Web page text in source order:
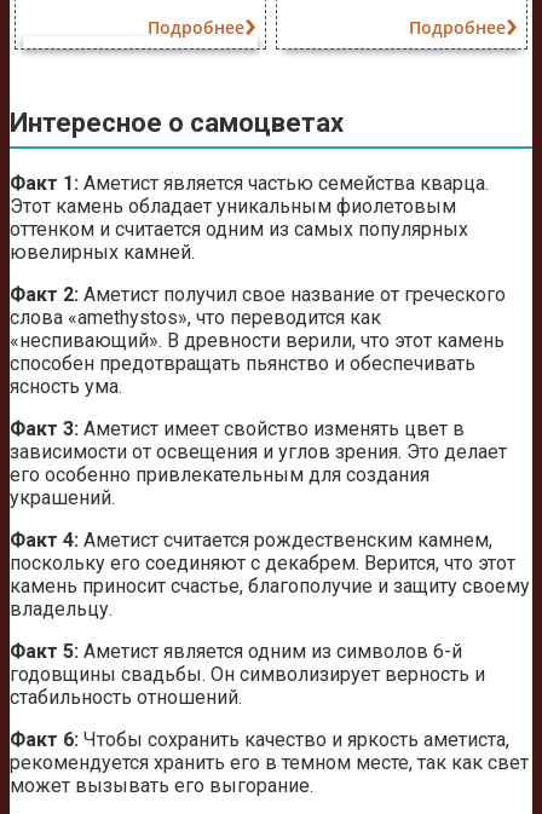
Подробнее Подробнее
Интересное о самоцветах
Факт 1: Аметист является частью семейства кварца.
Этот камень обладает уникальным фиолетовым
оттенком и считается одним из самых популярных
ювелирных камней.
Факт 2: Аметист получил свое название от греческого
слова «amethystos», что переводится как
«неспивающий». В древности верили, что этот камень
способен предотвращать пьянство и обеспечивать
ясность ума.
Факт 3: Аметист имеет свойство изменять цвет в
зависимости от освещения и углов зрения. Это делает
его особенно привлекательным для создания
украшений.
Факт 4: Аметист считается рождественским камнем,
поскольку его соединяют с декабрем. Верится, что этот
камень приносит счастье, благополучие и защиту своему
владельцу.
Факт 5: Аметист является одним из символов 6-й
годовщины свадьбы. Он символизирует верность и
стабильность отношений.
Факт 6: Чтобы сохранить качество и яркость аметиста,
рекомендуется хранить его в темном месте, так как свет
может вызывать его выгорание.